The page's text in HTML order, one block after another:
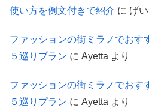
使い方を例文付きで紹介 に げ
ファッションの街ミラノでおす
５巡りプラン に Ayetta より
ファッションの街ミラノでおす
５巡りプラン に Ayetta より